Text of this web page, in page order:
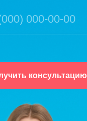
консультацию